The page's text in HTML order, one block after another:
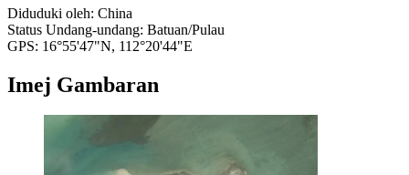
Diduduki oleh: China
Status Undang-undang: Batuan/Pulau
GPS: 16°55'47"N, 112°20'44"E
Imej Gambaran